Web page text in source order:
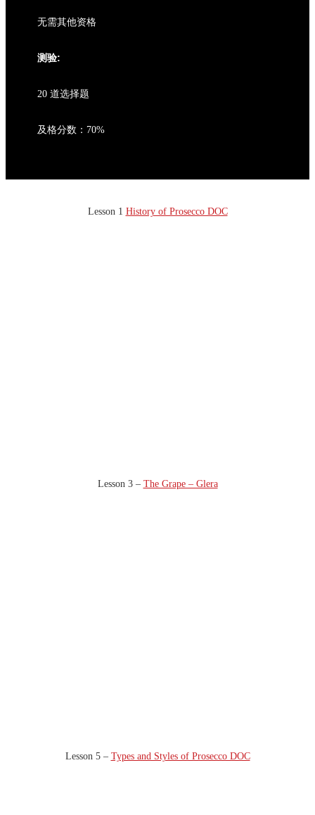
无需其他资格
测验:
20 道选择题
及格分数：70%
Lesson 1 History of Prosecco DOC
Lesson 3 – The Grape – Glera
Lesson 5 – Types and Styles of Prosecco DOC